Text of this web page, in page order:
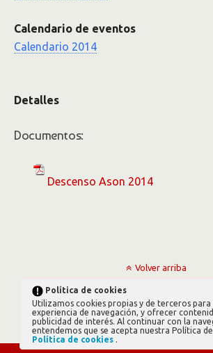
Política de cookies
Utilizamos cookies propias y de terceros
experiencia de navegación, y ofrecer
publicidad de interés. Al continuar con la
entendemos que se acepta nuestra Política
Política de cookies .
Calendario de eventos
Calendario 2014
Detalles
Documentos:
Descenso Ason 2014
Volver arriba
Móvil